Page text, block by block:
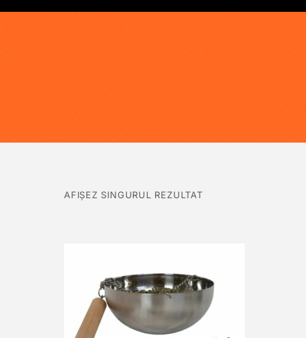
AFIȘEZ SINGURUL REZULTAT